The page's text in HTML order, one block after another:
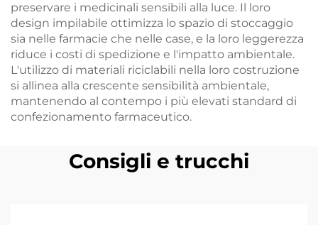
preservare i medicinali sensibili alla luce. Il loro
design impilabile ottimizza lo spazio di stoccaggio
sia nelle farmacie che nelle case, e la loro leggerezza
riduce i costi di spedizione e l'impatto ambientale.
L'utilizzo di materiali riciclabili nella loro costruzione
si allinea alla crescente sensibilità ambientale,
mantenendo al contempo i più elevati standard di
confezionamento farmaceutico.
Consigli e trucchi